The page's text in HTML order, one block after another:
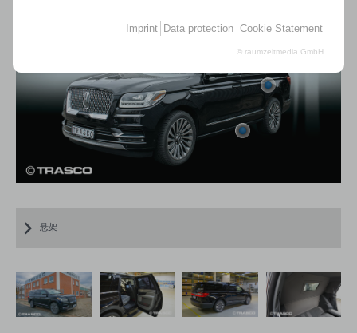
Imprint Data protection Cookie Statement
© raumzeitmedia GmbH
悬架